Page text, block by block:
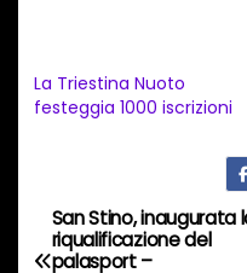
o
i
o
r
La Triestina Nuoto
festeggia 1000 iscrizioni
N
San Stino, inaugurata
riqualificazione del
palasport –